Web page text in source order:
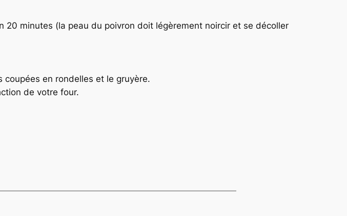
minutes (la peau du poivron doit légèrement noircir et se décoller
en rondelles et le gruyère.
de votre four.